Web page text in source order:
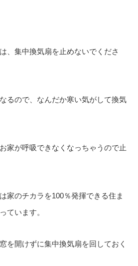
、集中換気扇を止めないでくださ
るので、なんだか寒い気がして換気
家が呼吸できなくなっちゃうので止
家のチカラを100％発揮できる住ま
ています。
を開けずに集中換気扇を回しておく